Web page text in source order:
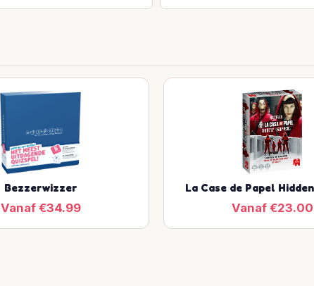
Bezzerwizzer
Vanaf €34.99
La Case de Papel
Vanaf €23.00